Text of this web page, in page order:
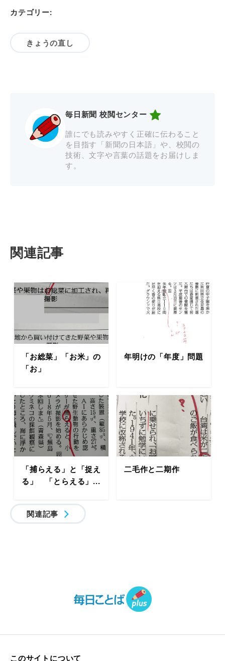
カテゴリー:
きょうの直し
毎日新聞 校閲センター
誰にでも読みやすく正確に伝わること
を目指す「新聞の日本語」や、校閲の
技術、文字や言葉の話題をお届けしま
す。
関連記事
「お総菜」「お米」の
「お」
年明けの「年度」問題
「捕らえる」と「捉え
る」 「とらえる」...
二毛作と二期作
関連記事
このサイトについて